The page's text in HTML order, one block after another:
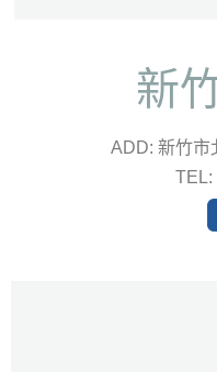
新
ADD: 新竹市
TEL: